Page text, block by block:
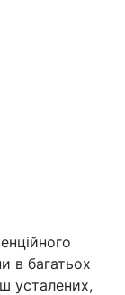
в багатьох
усталених,